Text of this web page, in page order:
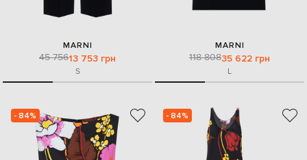
MARNI
45 75613 753 грн
S
MARNI
118 80835 622 грн
L
- 84% - 84%